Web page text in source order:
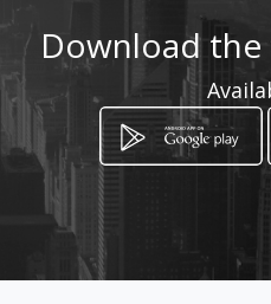
How
Download